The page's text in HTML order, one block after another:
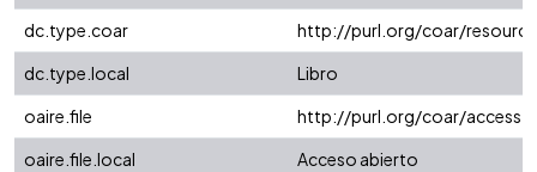
dc.type.coar
http://purl.org/coar/
dc.type.local
Libro
oaire.file
http://purl.org/coar/
oaire.file.local
Acceso abierto